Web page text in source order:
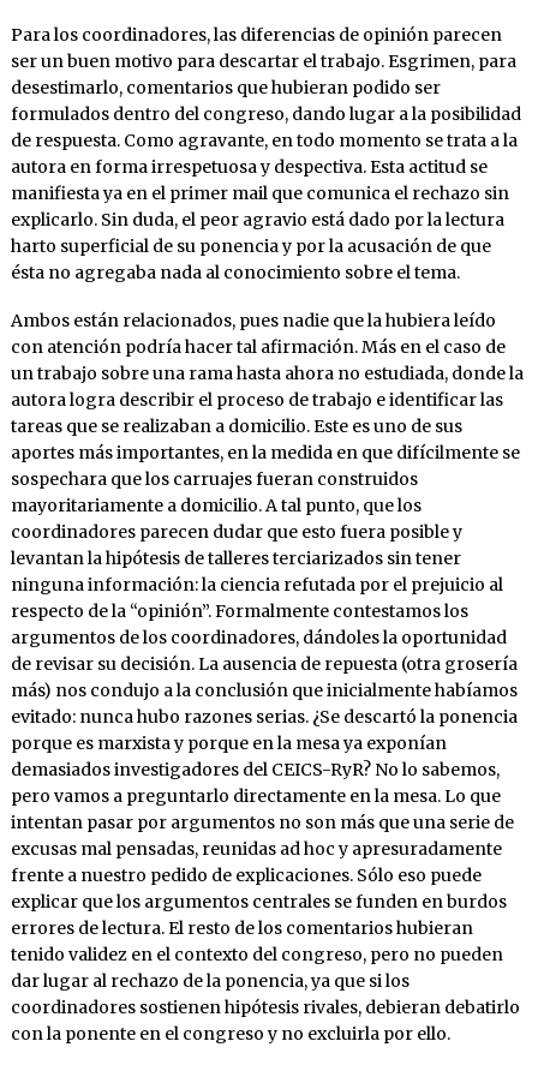
Para los coordinadores, las diferencias de opinión parecen
ser un buen motivo para descartar el trabajo. Esgrimen, para
desestimarlo, comentarios que hubieran podido ser
formulados dentro del congreso, dando lugar a la posibilidad
de respuesta. Como agravante, en todo momento se trata a la
autora en forma irrespetuosa y despectiva. Esta actitud se
manifiesta ya en el primer mail que comunica el rechazo sin
explicarlo. Sin duda, el peor agravio está dado por la lectura
harto superficial de su ponencia y por la acusación de que
ésta no agregaba nada al conocimiento sobre el tema.
Ambos están relacionados, pues nadie que la hubiera leído
con atención podría hacer tal afirmación. Más en el caso de
un trabajo sobre una rama hasta ahora no estudiada, donde la
autora logra describir el proceso de trabajo e identificar las
tareas que se realizaban a domicilio. Este es uno de sus
aportes más importantes, en la medida en que difícilmente se
sospechara que los carruajes fueran construidos
mayoritariamente a domicilio. A tal punto, que los
coordinadores parecen dudar que esto fuera posible y
levantan la hipótesis de talleres terciarizados sin tener
ninguna información: la ciencia refutada por el prejuicio al
respecto de la “opinión”. Formalmente contestamos los
argumentos de los coordinadores, dándoles la oportunidad
de revisar su decisión. La ausencia de repuesta (otra grosería
más) nos condujo a la conclusión que inicialmente habíamos
evitado: nunca hubo razones serias. ¿Se descartó la ponencia
porque es marxista y porque en la mesa ya exponían
demasiados investigadores del CEICS-RyR? No lo sabemos,
pero vamos a preguntarlo directamente en la mesa. Lo que
intentan pasar por argumentos no son más que una serie de
excusas mal pensadas, reunidas ad hoc y apresuradamente
frente a nuestro pedido de explicaciones. Sólo eso puede
explicar que los argumentos centrales se funden en burdos
errores de lectura. El resto de los comentarios hubieran
tenido validez en el contexto del congreso, pero no pueden
dar lugar al rechazo de la ponencia, ya que si los
coordinadores sostienen hipótesis rivales, debieran debatirlo
con la ponente en el congreso y no excluirla por ello.